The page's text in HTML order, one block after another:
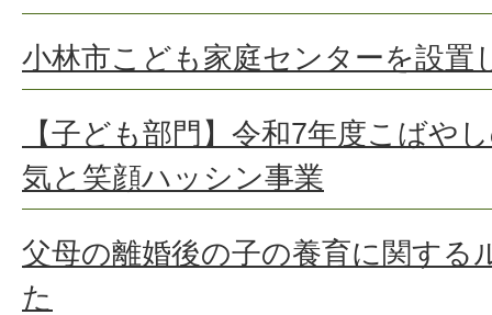
小林市こども家庭センターを設置
【子ども部門】令和7年度こばや
気と笑顔ハッシン事業
父母の離婚後の子の養育に関する
た